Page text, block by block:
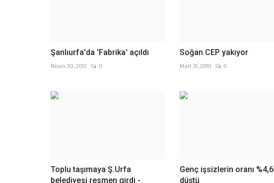
Şanlıurfa'da 'Fabrika' açıldı
Nisan 30, 2012 0
Soğan CEP yakıyor
Mart 31, 2010 0
Toplu taşımaya Ş.Urfa
belediyesi resmen girdi -
Genç işsizlerin oranı %4,6
düştü